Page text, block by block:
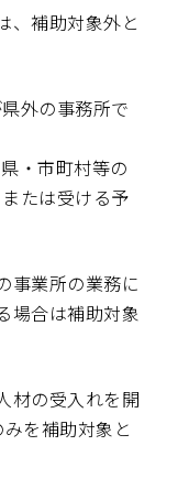
、補助対象外と
外の事務所で
・市町村等の
たは受ける予
事業所の業務に
場合は補助対象
材の受入れを開
を補助対象と